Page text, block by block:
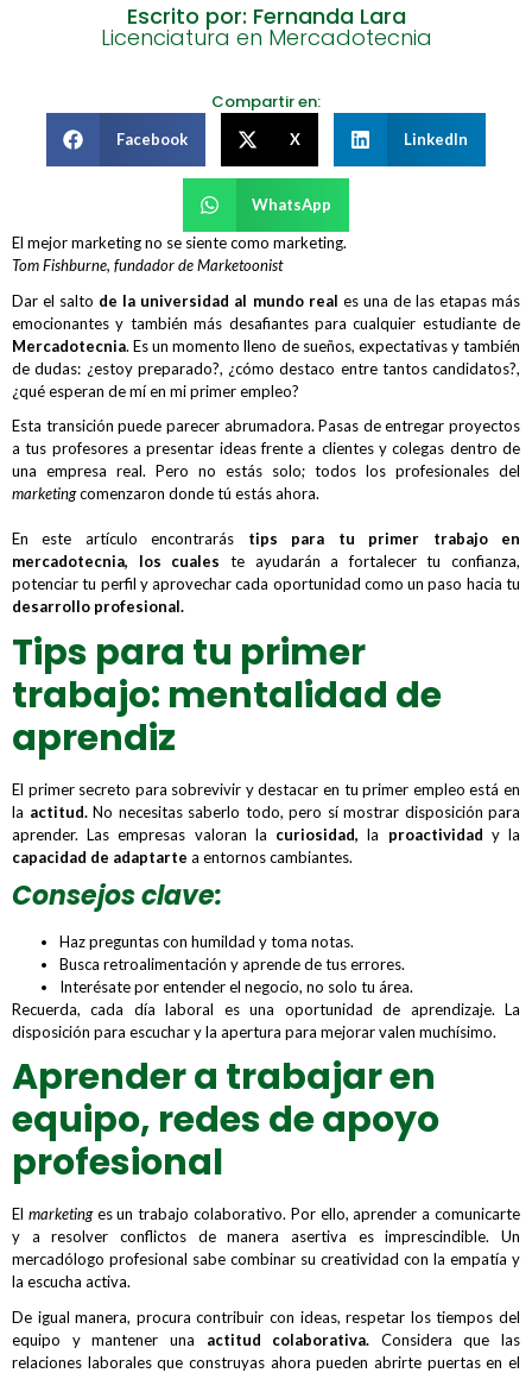
Escrito por: Fernanda Lara
Licenciatura en Mercadotecnia
Compartir en:
Facebook X LinkedIn
WhatsApp
El mejor marketing no se siente como marketing.
Tom Fishburne, fundador de Marketoonist
Dar el salto de la universidad al mundo real es una de las etapas más
emocionantes y también más desafiantes para cualquier estudiante de
Mercadotecnia. Es un momento lleno de sueños, expectativas y también
de dudas: ¿estoy preparado?, ¿cómo destaco entre tantos candidatos?,
¿qué esperan de mí en mi primer empleo?
Esta transición puede parecer abrumadora. Pasas de entregar proyectos
a tus profesores a presentar ideas frente a clientes y colegas dentro de
una empresa real. Pero no estás solo; todos los profesionales del
marketingcomenzaron donde tú estás ahora.
En este artículo encontrarás tips para tu primer trabajo en
mercadotecnia, los cuales te ayudarán a fortalecer tu confianza,
potenciar tu perfil y aprovechar cada oportunidad como un paso hacia tu
desarrollo profesional.
Tips para tu primer
trabajo: mentalidad de
aprendiz
El primer secreto para sobrevivir y destacar en tu primer empleo está en
la actitud.No necesitas saberlo todo, pero sí mostrar disposición para
aprender. Las empresas valoran la curiosidad, la proactividad y la
capacidad de adaptarte a entornos cambiantes.
Consejos clave:
Haz preguntas con humildad y toma notas.
Busca retroalimentación y aprende de tus errores.
Interésate por entender el negocio, no solo tu área.
Recuerda, cada día laboral es una oportunidad de aprendizaje. La
disposición para escuchar y la apertura para mejorar valen muchísimo.
Aprender a trabajar en
equipo, redes de apoyo
profesional
El marketinges un trabajo colaborativo. Por ello, aprender a comunicarte
y a resolver conflictos de manera asertiva es imprescindible. Un
mercadólogo profesional sabe combinar su creatividad con la empatía y
la escucha activa.
De igual manera, procura contribuir con ideas, respetar los tiempos del
equipo y mantener una actitud colaborativa. Considera que las
relaciones laborales que construyas ahora pueden abrirte puertas en el